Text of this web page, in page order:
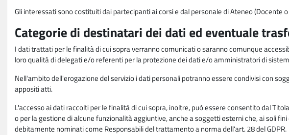
Gli interessati sono costituiti dai partecipanti ai corsi e dal personale di Ateneo
Categorie di destinatari dei dati ed eventuale
I dati trattati per le finalità di cui sopra verranno comunicati o saranno comunque
loro qualità di delegati e/o referenti per la protezione dei dati e/o amministratori di
Nell'ambito dell'erogazione del servizio i dati personali potranno essere condivisi con
appositi atti.
L'accesso ai dati raccolti per le finalità di cui sopra, inoltre, può essere consentito dal
o per la gestione di alcune funzionalità aggiuntive, anche a soggetti esterni che, ai soli
debitamente nominati come Responsabili del trattamento a norma dell'art. 28 del GDPR.